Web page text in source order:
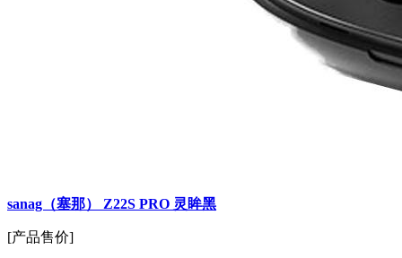
sanag（塞那） Z22S PRO 灵眸黑
[产品售价]